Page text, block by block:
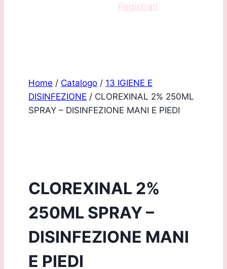
Registrati
Home / Catalogo / 13 IGIENE E
DISINFEZIONE / CLOREXINAL 2% 250ML
SPRAY – DISINFEZIONE MANI E PIEDI
CLOREXINAL 2%
250ML SPRAY –
DISINFEZIONE MANI
E PIEDI